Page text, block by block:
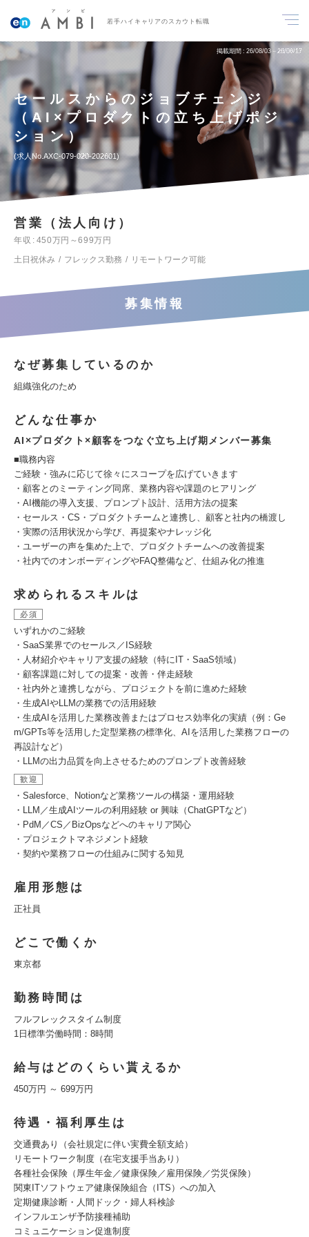
若手ハイキャリアのスカウト転職
掲載期間 26/08/03～26/08/17
セールスからのジョブチェンジ
（AI×プロダクトの立ち上げポジ
ション）
求人No.AXC-079-020-202601
営業（法人向け）
年収
450万円～699万円
土日祝休み
フレックス勤務 リモートワーク可能
募集情報
なぜ募集しているのか
組織強化のため
どんな仕事か
AI×プロダクト×顧客をつなぐ立ち上げ期メンバー募集
■職務内容
ご経験・強みに応じて徐々にスコープを広げていきます
・顧客とのミーティング同席、業務内容や課題のヒアリング
・AI機能の導入支援、プロンプト設計、活用方法の提案
・セールス・CS・プロダクトチームと連携し、顧客と社内の橋渡し
・実際の活用状況から学び、再提案やナレッジ化
・ユーザーの声を集めた上で、プロダクトチームへの改善提案
・社内でのオンボーディングやFAQ整備など、仕組み化の推進
求められるスキルは
必須
いずれかのご経験
・SaaS業界でのセールス／IS経験
・人材紹介やキャリア支援の経験（特にIT・SaaS領域）
・顧客課題に対しての提案・改善・伴走経験
・社内外と連携しながら、プロジェクトを前に進めた経験
・生成AIやLLMの業務での活用経験
・生成AIを活用した業務改善またはプロセス効率化の実績（例：Ge
m/GPTs等を活用した定型業務の標準化、AIを活用した業務フローの
再設計など）
・LLMの出力品質を向上させるためのプロンプト改善経験
歓迎
・Salesforce、Notionなど業務ツールの構築・運用経験
・LLM／生成AIツールの利用経験 or 興味（ChatGPTなど）
・PdM／CS／BizOpsなどへのキャリア関心
・プロジェクトマネジメント経験
・契約や業務フローの仕組みに関する知見
雇用形態は
正社員
どこで働くか
東京都
勤務時間は
フルフレックスタイム制度
1日標準労働時間：8時間
給与はどのくらい貰えるか
450万円 ～ 699万円
待遇・福利厚生は
交通費あり（会社規定に伴い実費全額支給）
リモートワーク制度（在宅支援手当あり）
各種社会保険（厚生年金／健康保険／雇用保険／労災保険）
関東ITソフトウェア健康保険組合（ITS）への加入
定期健康診断・人間ドック・婦人科検診
インフルエンザ予防接種補助
コミュニケーション促進制度